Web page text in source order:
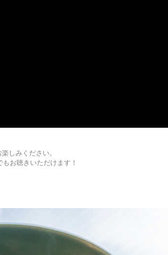
しみください。
もお聴きいただけます！